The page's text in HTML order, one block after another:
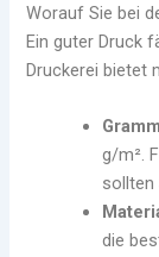
Worauf Sie bei
Ein guter Druck
Druckerei bietet
g/m².
sollten
die